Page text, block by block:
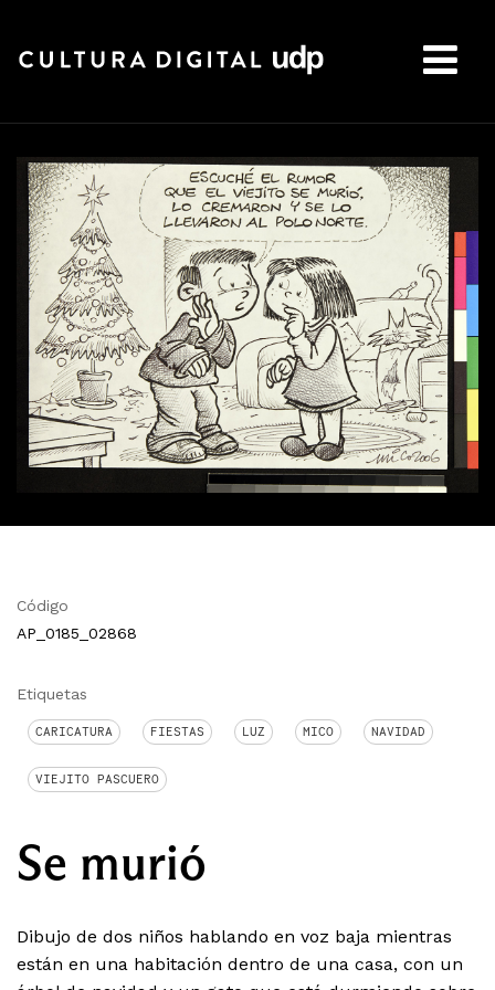
Código
AP_0185_02868
Etiquetas
CARICATURA FIESTAS LUZ MICO NAVIDAD
VIEJITO PASCUERO
Se murió
Dibujo de dos niños hablando en voz baja mientras
están en una habitación dentro de una casa, con un